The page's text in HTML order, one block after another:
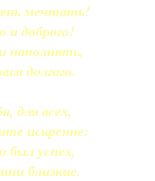
мечтать!
и доброго!
наполнять,
долгого.
для всех,
искренне:
был успех,
близкие.